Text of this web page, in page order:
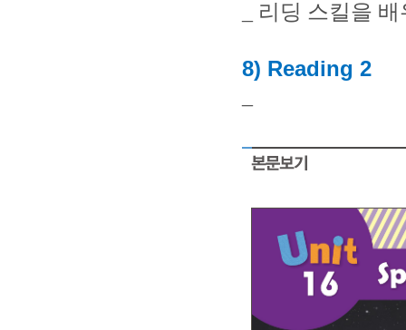
리딩 스킬을
8) Reading 2